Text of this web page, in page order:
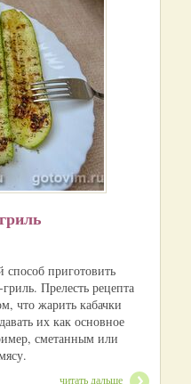
приготовить
Прелесть рецепта
что жарить кабачки
их как основное
сметанным или
читать дальше